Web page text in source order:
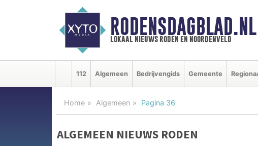
RODENSDAGBLAD.NL
lokaal nieuws roden en noordenveld
112 Algemeen Bedrijvengids Gemeente
Home Algemeen Pagina 36
ALGEMEEN NIEUWS RODEN